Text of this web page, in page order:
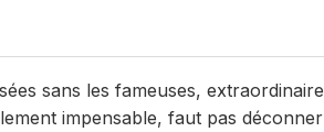
sans les fameuses,
impensable, faut pas